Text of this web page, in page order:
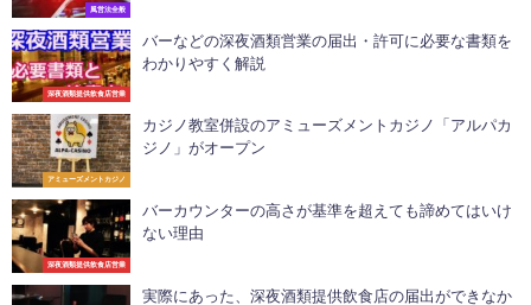
風営法全般
深夜酒類提供飲食店営業
バーなどの深夜酒類営業の届出・許可に必要な書類を
わかりやすく解説
アミューズメントカジノ
カジノ教室併設のアミューズメントカジノ「アルパカ
ジノ」がオープン
深夜酒類提供飲食店営業
バーカウンターの高さが基準を超えても諦めてはいけ
ない理由
実際にあった、深夜酒類提供飲食店の届出ができなか